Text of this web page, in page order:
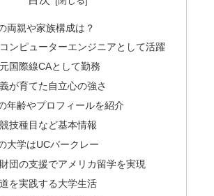
両親や家族構成は？
ンピューターエンジニアとして活躍
国際線CAとして勤務
が育てた自立心の強さ
年齢やプロフィールを紹介
技種目など基本情報
大学はUCバークレー
団の支援でアメリカ留学を実現
を実践する大学生活